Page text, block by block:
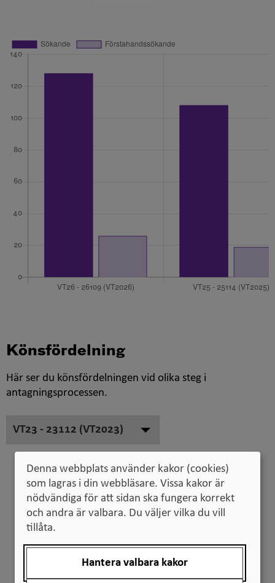
Könsfördelning
Här ser du könsfördelningen vid olika steg i
antagningsprocessen.
Sökande sista anmälningsdag
Denna webbplats använder kakor (cookies)
som lagras i din webbläsare. Vissa kakor är
nödvändiga för att sidan ska fungera korrekt
och andra är valbara. Du väljer vilka du vill
tillåta.
Hantera valbara kakor